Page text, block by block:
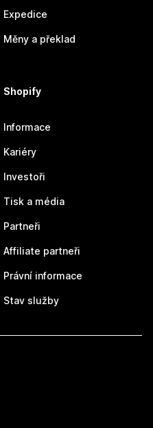
Expedice
Měny a překlad
Shopify
Informace
Kariéry
Investoři
Tisk a média
Partneři
Affiliate partneři
Právní informace
Stav služby